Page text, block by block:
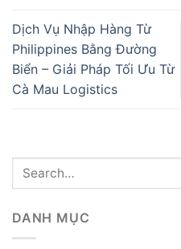
Dịch Vụ Nhập Hàng Từ
Philippines Bằng Đường
Biển – Giải Pháp Tối Ưu Từ
Cà Mau Logistics
DANH MỤC